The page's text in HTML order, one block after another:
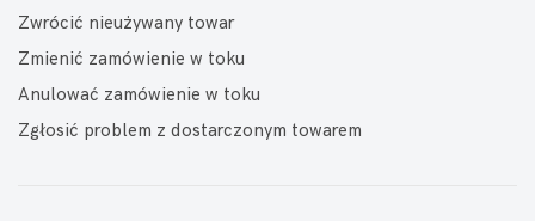
Zwrócić nieużywany towar
Zmienić zamówienie w toku
Anulować zamówienie w toku
Zgłosić problem z dostarczonym towarem